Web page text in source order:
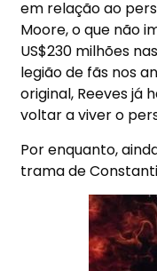
em relação ao
Moore, o que não
US$230 milhões
legião de fãs nos
original, Reeves já
voltar a viver o
Por enquanto,
trama de